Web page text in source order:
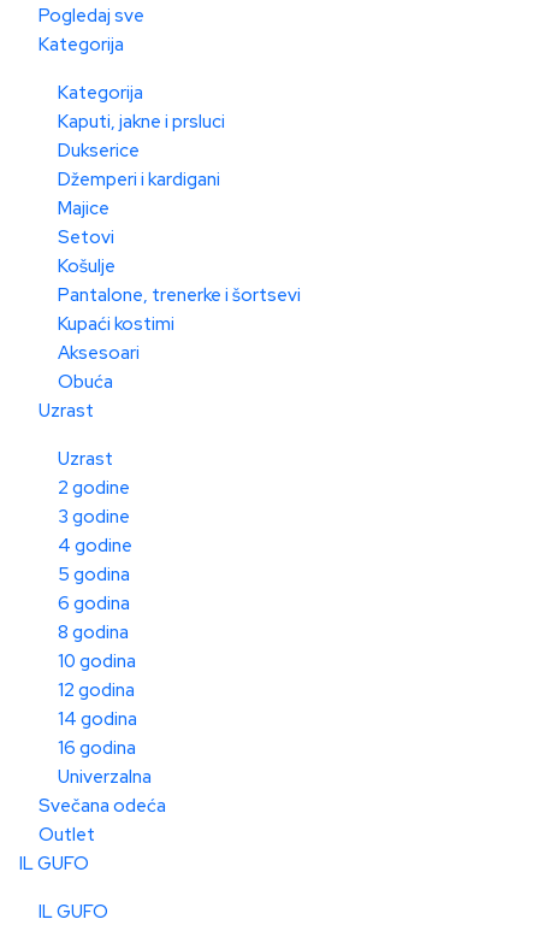
Pogledaj sve
Kategorija
Kategorija
Kaputi, jakne i prsluci
Dukserice
Džemperi i kardigani
Majice
Setovi
Košulje
Pantalone, trenerke i šortsevi
Kupaći kostimi
Aksesoari
Obuća
Uzrast
Uzrast
2 godine
3 godine
4 godine
5 godina
6 godina
8 godina
10 godina
12 godina
14 godina
16 godina
Univerzalna
Svečana odeća
Outlet
IL GUFO
IL GUFO